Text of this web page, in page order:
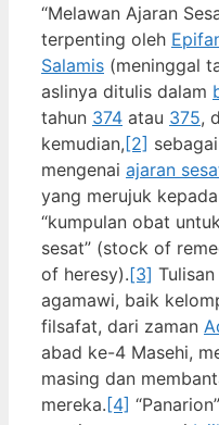
“Melawan Ajaran
terpenting oleh
Salamis (meninggal
aslinya ditulis dalam
tahun 374 atau 375,
kemudian,[2]
mengenai ajaran
yang merujuk
“kumpulan obat
sesat” (stock of
of heresy).[3]
agamawi, baik
filsafat, dari zaman
abad ke-4 Masehi,
masing dan
mereka.[4]